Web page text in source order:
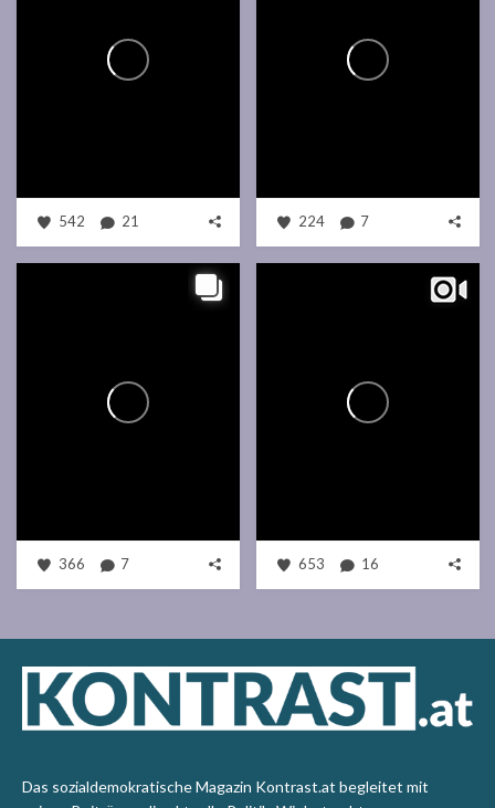
542 21 224 7
366 7 653 16
Das sozialdemokratische Magazin Kontrast.at begleitet mit